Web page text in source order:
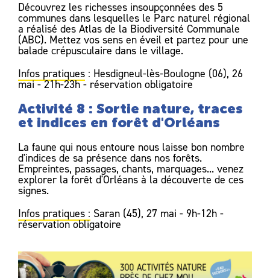
Découvrez les richesses insoupçonnées des 5
communes dans lesquelles le Parc naturel régional
a réalisé des Atlas de la Biodiversité Communale
(ABC). Mettez vos sens en éveil et partez pour une
balade crépusculaire dans le village.
Infos pratiques : Hesdigneul-lès-Boulogne (06), 26
mai - 21h-23h - réservation obligatoire
Activité 8 : Sortie nature, traces
et indices en forêt d'Orléans
La faune qui nous entoure nous laisse bon nombre
d'indices de sa présence dans nos forêts.
Empreintes, passages, chants, marquages... venez
explorer la forêt d'Orléans à la découverte de ces
signes.
Infos pratiques : Saran (45), 27 mai - 9h-12h -
réservation obligatoire